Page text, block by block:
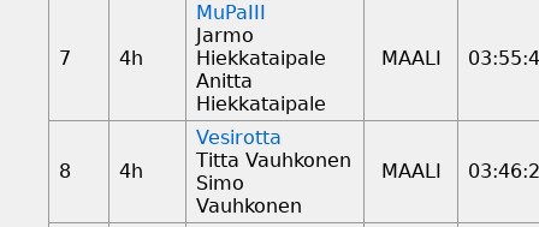
7 4h
MuPaIII
Jarmo
Hiekkataipale
Anitta
Hiekkataipale
MAALI
8 4h
Vesirotta
Titta Vauhkonen
Simo
Vauhkonen
MAALI